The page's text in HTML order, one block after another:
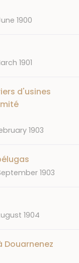
1900
1901
d'usines
1903
1903
1904